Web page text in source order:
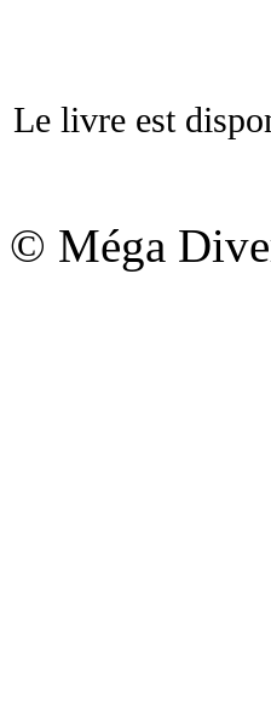
Le livre est
© Méga